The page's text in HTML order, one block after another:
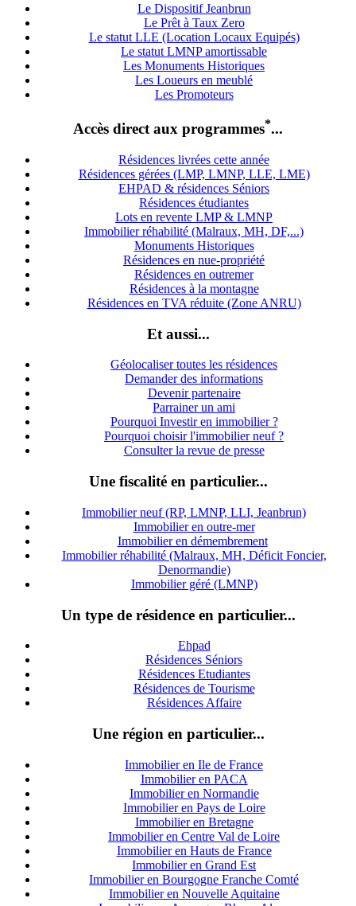
Le Dispositif Jeanbrun
Le Prêt à Taux Zero
Le statut LLE (Location Locaux Equipés)
Le statut LMNP amortissable
Les Monuments Historiques
Les Loueurs en meublé
Les Promoteurs
Accès direct aux programmes*...
Résidences livrées cette année
Résidences gérées (LMP, LMNP, LLE, LME)
EHPAD & résidences Séniors
Résidences étudiantes
Lots en revente LMP & LMNP
Immobilier réhabilité (Malraux, MH, DF,...)
Monuments Historiques
Résidences en nue-propriété
Résidences en outremer
Résidences à la montagne
Résidences en TVA réduite (Zone ANRU)
Et aussi...
Géolocaliser toutes les résidences
Demander des informations
Devenir partenaire
Parrainer un ami
Pourquoi Investir en immobilier ?
Pourquoi choisir l'immobilier neuf ?
Consulter la revue de presse
Une fiscalité en particulier...
Immobilier neuf (RP, LMNP, LLI, Jeanbrun)
Immobilier en outre-mer
Immobilier en démembrement
Immobilier réhabilité (Malraux, MH, Déficit Foncier,
Denormandie)
Immobilier géré (LMNP)
Un type de résidence en particulier...
Ehpad
Résidences Séniors
Résidences Etudiantes
Résidences de Tourisme
Résidences Affaire
Une région en particulier...
Immobilier en Ile de France
Immobilier en PACA
Immobilier en Normandie
Immobilier en Pays de Loire
Immobilier en Bretagne
Immobilier en Centre Val de Loire
Immobilier en Hauts de France
Immobilier en Grand Est
Immobilier en Bourgogne Franche Comté
Immobilier en Nouvelle Aquitaine